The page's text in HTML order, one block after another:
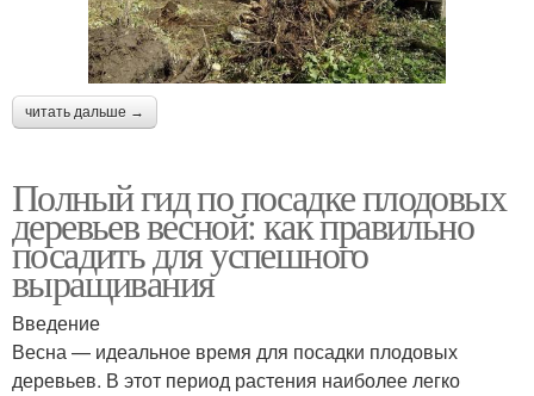
читать дальше →
Полный гид по посадке плодовых
деревьев весной: как правильно
посадить для успешного
выращивания
Введение
Весна — идеальное время для посадки плодовых
деревьев. В этот период растения наиболее легко